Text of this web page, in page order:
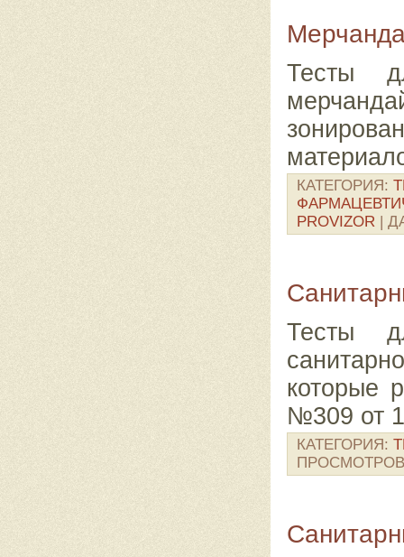
Тесты
КАТЕГОРИЯ:
PROVIZOR |
Тесты
которые
№309 от
КАТЕГОРИЯ: